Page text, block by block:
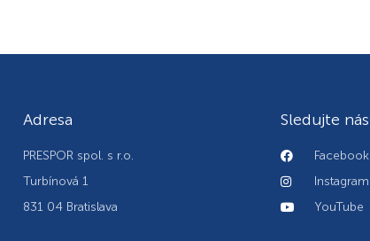
Adresa
PRESPOR spol. s r.o.
Turbínová 1
831 04 Bratislava
Sledujte nás
Facebook
Instagram
YouTube